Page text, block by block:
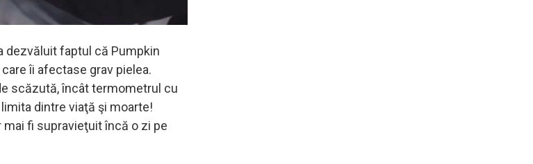
dezvăluit faptul că Pumpkin
îi afectase grav pielea.
scăzută, încât termometrul cu
dintre viaţă şi moarte!
fi supravieţuit încă o zi pe